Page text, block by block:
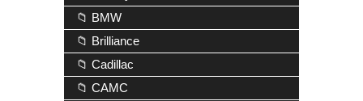
📁 BMW
📁 Brilliance
📁 Cadillac
📁 CAMC